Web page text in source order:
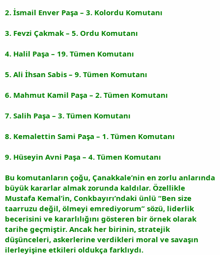
2. İsmail Enver Paşa – 3. Kolordu Komutanı
3. Fevzi Çakmak – 5. Ordu Komutanı
4. Halil Paşa – 19. Tümen Komutanı
5. Ali İhsan Sabis – 9. Tümen Komutanı
6. Mahmut Kamil Paşa – 2. Tümen Komutanı
7. Salih Paşa – 3. Tümen Komutanı
8. Kemalettin Sami Paşa – 1. Tümen Komutanı
9. Hüseyin Avni Paşa – 4. Tümen Komutanı
Bu komutanların çoğu, Çanakkale’nin en zorlu anlarında
büyük kararlar almak zorunda kaldılar. Özellikle
Mustafa Kemal’in, Conkbayırı’ndaki ünlü “Ben size
taarruzu değil, ölmeyi emrediyorum” sözü, liderlik
becerisini ve kararlılığını gösteren bir örnek olarak
tarihe geçmiştir. Ancak her birinin, stratejik
düşünceleri, askerlerine verdikleri moral ve savaşın
ilerleyişine etkileri oldukça farklıydı.